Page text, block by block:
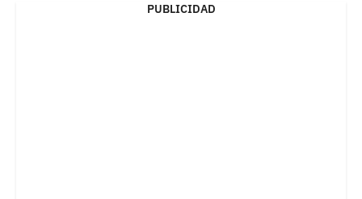
PUBLICIDAD